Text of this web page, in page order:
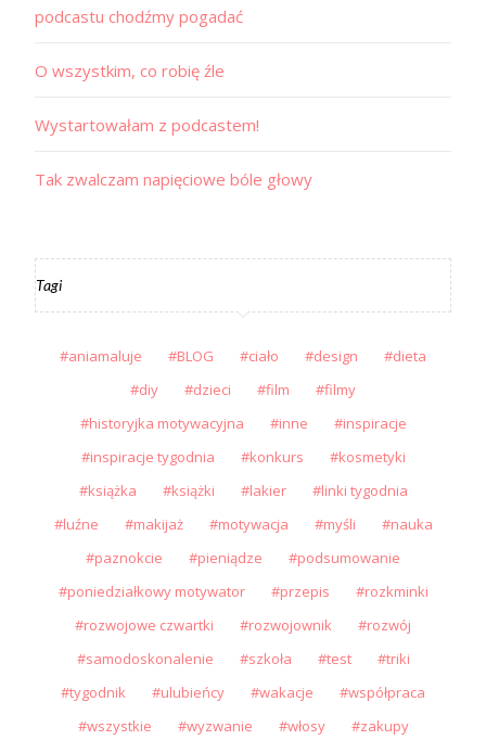
podcastu chodźmy pogadać
O wszystkim, co robię źle
Wystartowałam z podcastem!
Tak zwalczam napięciowe bóle głowy
Tagi
aniamaluje BLOG ciało design
dieta
diy
dzieci film
filmy
historyjka motywacyjna
inne
inspiracje
inspiracje tygodnia
konkurs
kosmetyki
książka
książki lakier
linki tygodnia
luźne
makijaż motywacja myśli
nauka
paznokcie
pieniądze
podsumowanie
poniedziałkowy motywator
przepis
rozkminki
rozwojowe czwartki
rozwojownik
rozwój
samodoskonalenie
szkoła test
triki
tygodnik
ulubieńcy wakacje
współpraca
wszystkie
wyzwanie włosy zakupy